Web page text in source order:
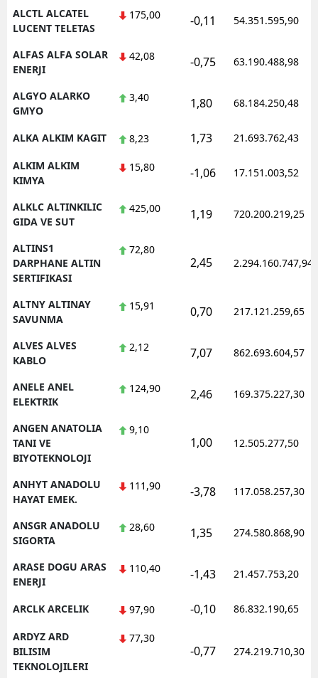
ALCTL ALCATEL
LUCENT TELETAS
175,00 -0,11 54.351.595,90
ALFAS ALFA SOLAR
ENERJI
42,08 -0,75 63.190.488,98
ALGYO ALARKO
GMYO
3,40 1,80 68.184.250,48
ALKA ALKIM KAGIT 8,23 1,73 21.693.762,43
ALKIM ALKIM
KIMYA
15,80 -1,06 17.151.003,52
ALKLC ALTINKILIC
GIDA VE SUT
425,00 1,19 720.200.219,25
ALTINS1
DARPHANE ALTIN
SERTIFIKASI
72,80
2,45 2.294.160.747,94
ALTNY ALTINAY
SAVUNMA
15,91 0,70 217.121.259,65
ALVES ALVES
KABLO
2,12 7,07 862.693.604,57
ANELE ANEL
ELEKTRIK
124,90 2,46 169.375.227,30
ANGEN ANATOLIA
TANI VE
BIYOTEKNOLOJI
9,10
1,00 12.505.277,50
ANHYT ANADOLU
HAYAT EMEK.
111,90 -3,78 117.058.257,30
ANSGR ANADOLU
SIGORTA
28,60 1,35 274.580.868,90
ARASE DOGU ARAS
ENERJI
110,40 -1,43 21.457.753,20
ARCLK ARCELIK 97,90 -0,10 86.832.190,65
ARDYZ ARD
BILISIM
TEKNOLOJILERI
77,30
-0,77 274.219.710,30